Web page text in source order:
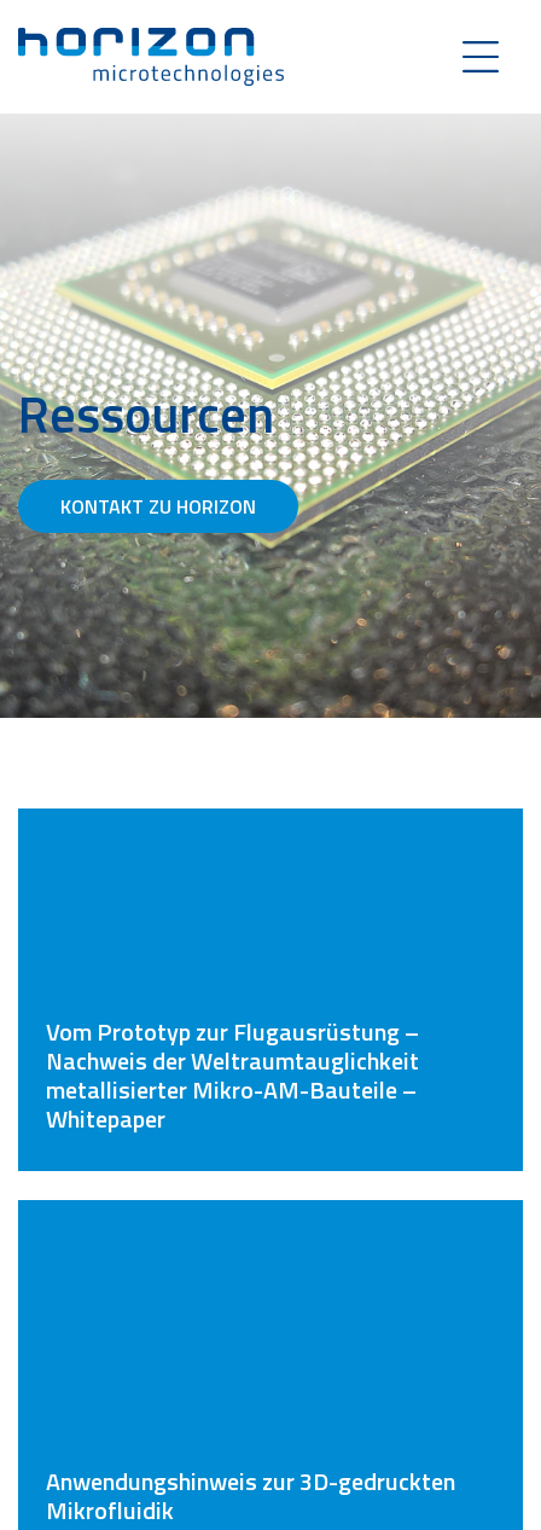
Ressourcen
KONTAKT ZU HORIZON
Vom Prototyp zur Flugausrüstung –
Nachweis der Weltraumtauglichkeit
metallisierter Mikro-AM-Bauteile –
Whitepaper
Anwendungshinweis zur 3D-gedruckten
Mikrofluidik